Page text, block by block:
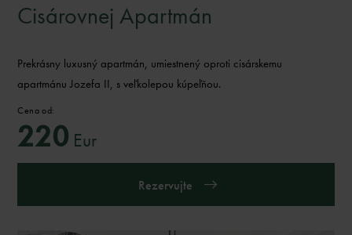
Cisárovnej Apartmán
Prekrásny luxusný apartmán, umiestnený oproti cisárskemu
apartmánu Jozefa II, s veľkolepou kúpeľňou.
Cena od:
220 Eur
Rezervujte